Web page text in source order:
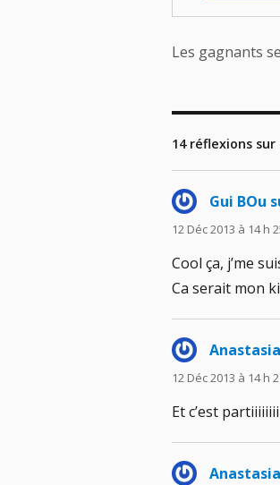
Les gagnants
14 réflexions
Gui BOu
12 Déc 2013 à 14 h
Cool ça, j’me
Ca serait mon
12 Déc 2013 à 14 h
Et c’est